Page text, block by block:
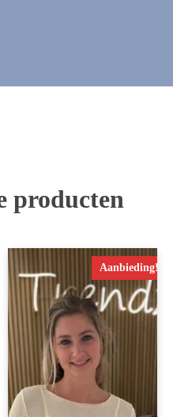
producten
Aanbieding!